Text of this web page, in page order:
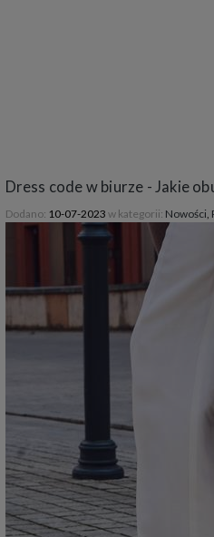
Dress code w biurze - Jakie
Dodano: 10-07-2023 w kategorii: Nowości